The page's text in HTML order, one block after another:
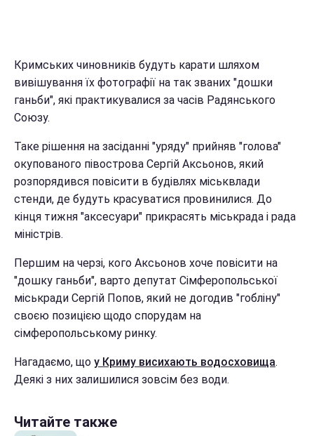
Кримських чиновників будуть карати шляхом
вивішування їх фотографії на так званих "дошки
ганьби", які практикувалися за часів Радянського
Союзу.
Таке рішення на засіданні "уряду" прийняв "голова"
окупованого півострова Сергій Аксьонов, який
розпорядився повісити в будівлях міськвлади
стенди, де будуть красуватися провинилися. До
кінця тижня "аксесуари" прикрасять міськрада і рада
міністрів.
Першим на черзі, кого Аксьонов хоче повісити на
"дошку ганьби", варто депутат Сімферопольської
міськради Сергій Попов, який не догодив "гобліну"
своєю позицією щодо спорудам на
сімферопольському ринку.
Нагадаємо, що у Криму висихають водосховища.
Деякі з них залишилися зовсім без води.
Читайте также